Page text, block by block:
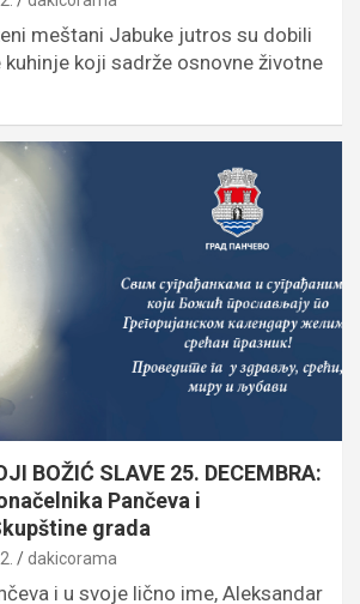
meštani Jabuke jutros su dobili
kuhinje koji sadrže osnovne životne
BOŽIĆ SLAVE 25. DECEMBRA:
Pančeva i
grada
dakicorama
i u svoje lično ime, Aleksandar